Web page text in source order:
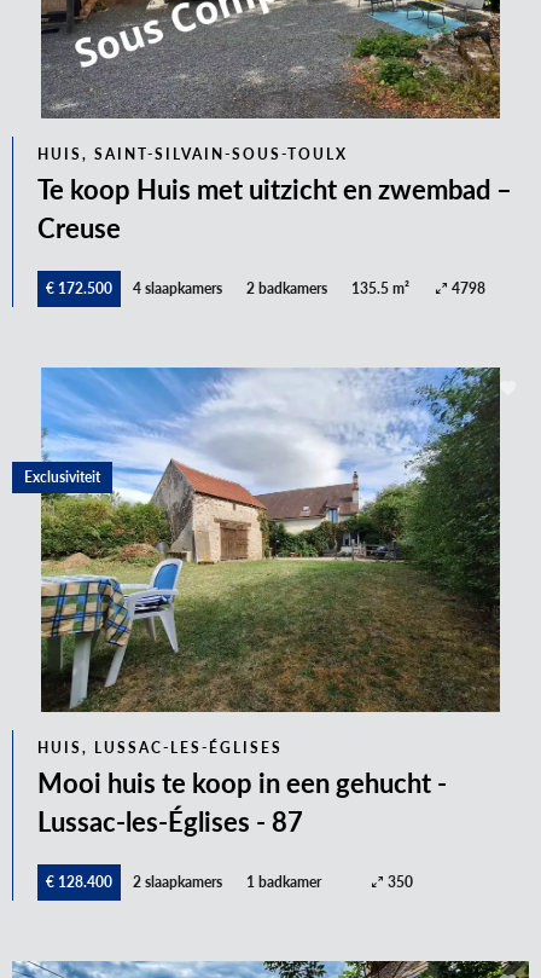
HUIS, SAINT-SILVAIN-SOUS-TOULX
Te koop Huis met uitzicht en zwembad –
Creuse
€ 172.500 4 slaapkamers 2 badkamers 135.5 m² 4798
HUIS, LUSSAC-LES-ÉGLISES
Mooi huis te koop in een gehucht -
Lussac-les-Églises - 87
€ 128.400 2 slaapkamers 1 badkamer 350
Exclusiviteit